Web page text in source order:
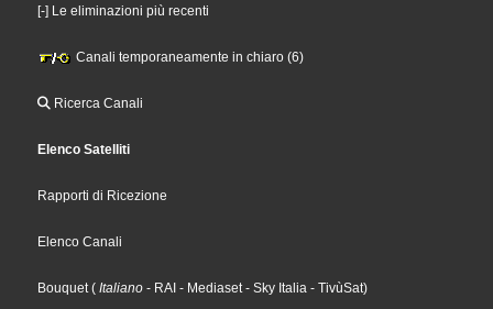
[-] Le eliminazioni più recenti
Canali temporaneamente in chiaro (6)
Ricerca Canali
Elenco Satelliti
Rapporti di Ricezione
Elenco Canali
Bouquet ( Italiano - RAI - Mediaset - Sky Italia - TivùSat)